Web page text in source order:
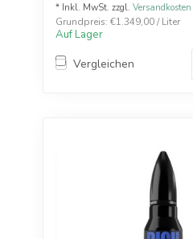
* Inkl. MwSt. zzgl. Versandkosten
Grundpreis: €1.349,00 / Liter
Auf Lager
Vergleichen